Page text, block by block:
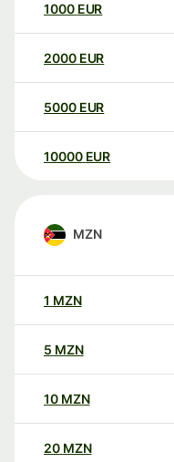
1000 EUR
2000 EUR
5000 EUR
10000 EUR
MZN
1 MZN
5 MZN
10 MZN
20 MZN